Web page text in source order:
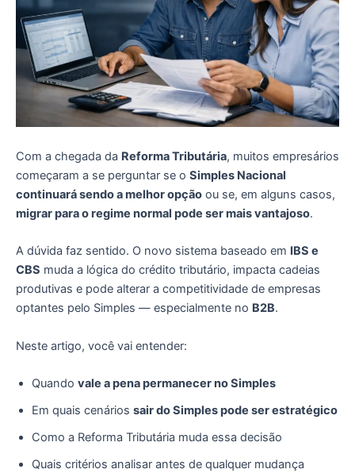
Com a chegada da Reforma Tributária, muitos empresários
começaram a se perguntar se o Simples Nacional
continuará sendo a melhor opção ou se, em alguns casos,
migrar para o regime normal pode ser mais vantajoso.
A dúvida faz sentido. O novo sistema baseado em IBS e
CBS muda a lógica do crédito tributário, impacta cadeias
produtivas e pode alterar a competitividade de empresas
optantes pelo Simples — especialmente no B2B.
Neste artigo, você vai entender:
Quando vale a pena permanecer no Simples
Em quais cenários sair do Simples pode ser estratégico
Como a Reforma Tributária muda essa decisão
Quais critérios analisar antes de qualquer mudança